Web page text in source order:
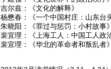
吉尔兹：《文化的解释》
杨懋春：《一个中国村庄：山东台
朱晓阳：《罪过与惩罚：小村故事
裴宜理：《上海工人：中国工人政
裴宜理：《华北的革命者和叛乱者